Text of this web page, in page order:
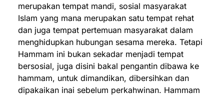
merupakan tempat mandi, sosial masyarakat
Islam yang mana merupakan satu tempat rehat
dan juga tempat pertemuan masyarakat dalam
menghidupkan hubungan sesama mereka. Tetapi
Hammam ini bukan sekadar menjadi tempat
bersosial, juga disini bakal pengantin dibawa ke
hammam, untuk dimandikan, dibersihkan dan
dipakaikan inai sebelum perkahwinan. Hammam